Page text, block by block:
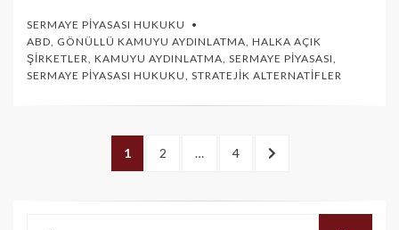
SERMAYE PIYASASI HUKUKU
ABD, GÖNÜLLÜ KAMUYU AYDINLATMA, HALKA AÇIK
ŞIRKETLER, KAMUYU AYDINLATMA, SERMAYE PIYASASI,
SERMAYE PIYASASI HUKUKU, STRATEJIK ALTERNATIFLER
PAGE
1 PAGE
2 … PAGE
4
SONRAKI